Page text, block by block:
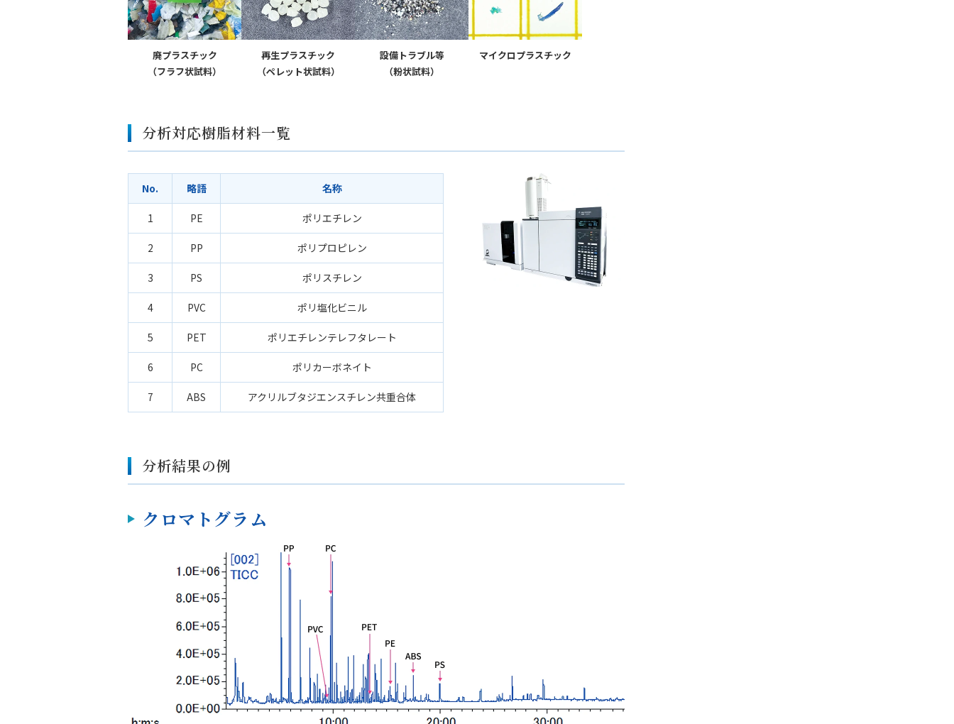
廃プラスチック
（フラフ状試料）
再生プラスチック
（ペレット状試料）
設備トラブル等
（粉状試料）
マイクロプラスチック
分析対応樹脂材料一覧
No. 略語 名称
1 PE ポリエチレン
2 PP ポリプロピレン
3 PS ポリスチレン
4 PVC ポリ塩化ビニル
5 PET ポリエチレンテレフタレート
6 PC ポリカーボネイト
7 ABS アクリルブタジエンスチレン共重合体
分析結果の例
クロマトグラム